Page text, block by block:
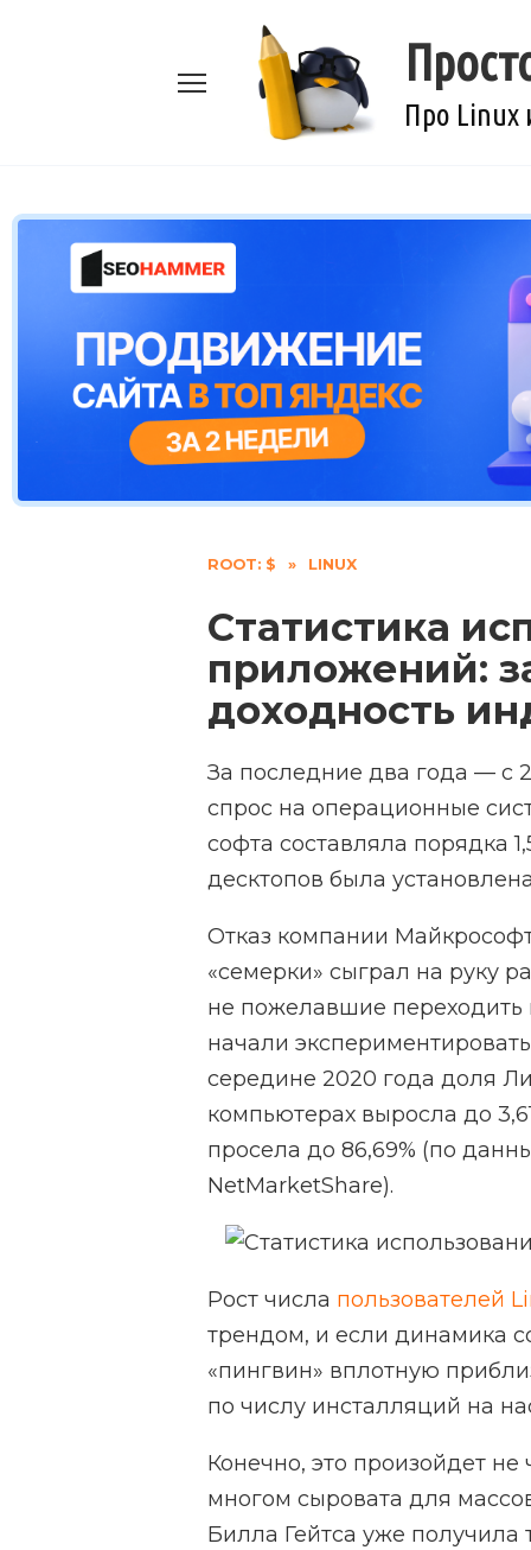
Про Linux
ROOT: $ » LINUX
Статистика
приложений:
доходность
За последние два года — с
спрос на операционные
софта составляла порядка
десктопов была
Отказ компании
«семерки» сыграл на руку
не пожелавшие переходить
начали
середине 2020 года доля
компьютерах выросла до
просела до 86,69% (по
NetMarketShare).
Рост числа пользователей
трендом, и если динамика
«пингвин» вплотную
по числу инсталляций на
Конечно, это произойдет
многом сыровата для
Билла Гейтса уже получила